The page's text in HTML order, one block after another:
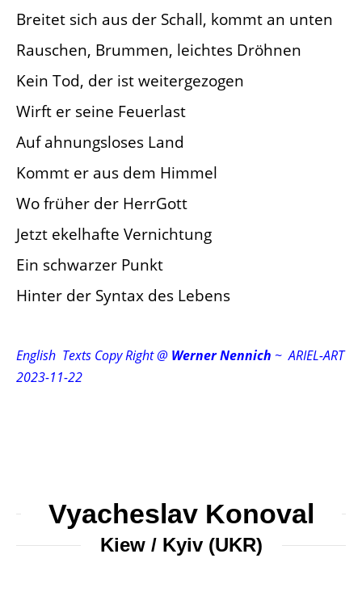
Breitet sich aus der Schall, kommt an unten
Rauschen, Brummen, leichtes Dröhnen
Kein Tod, der ist weitergezogen
Wirft er seine Feuerlast
Auf ahnungsloses Land
Kommt er aus dem Himmel
Wo früher der HerrGott
Jetzt ekelhafte Vernichtung
Ein schwarzer Punkt
Hinter der Syntax des Lebens
English Texts Copy Right @ WernerNennich ~ ARIEL-ART
2023-11-22
Vyacheslav Konoval
Kiew / Kyiv (UKR)